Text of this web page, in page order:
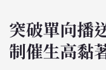
突破單向播
制催生高黏